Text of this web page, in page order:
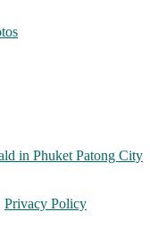
Privacy Policy